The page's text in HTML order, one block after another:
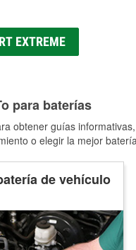
EXTREME
para baterías
obtener guías
o elegir la mejor
de vehículo